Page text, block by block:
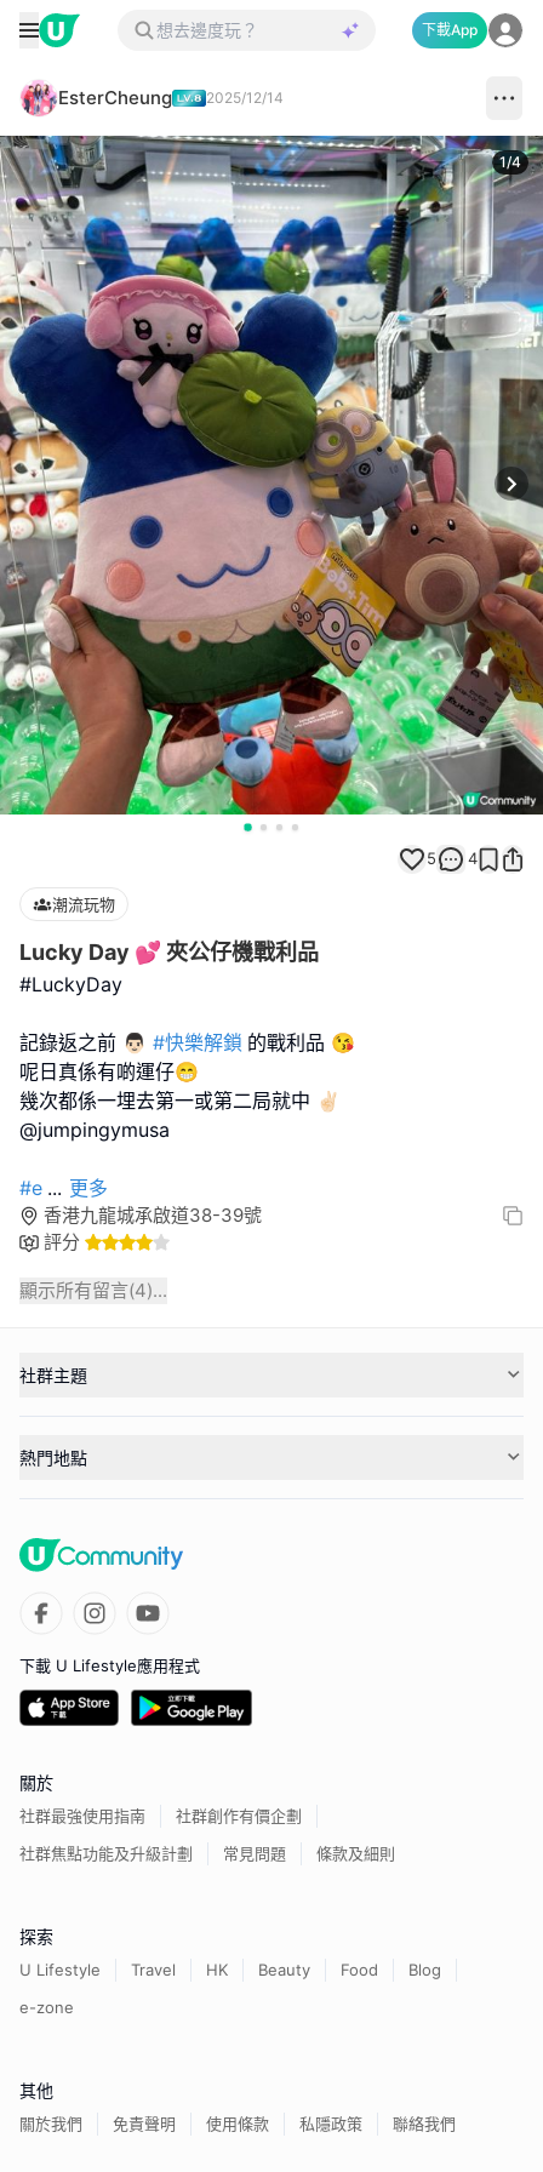
下載App
EsterCheung 2025/12/14
1/4
5 4
潮流玩物
Lucky Day 💕 夾公仔機戰利品
#LuckyDay
記錄返之前 👨🏻 #快樂解鎖 的戰利品 😘
呢日真係有啲運仔😁
幾次都係一埋去第一或第二局就中 ✌🏻
@jumpingymusa
#e ... 更多
香港九龍城承啟道38-39號
評分
顯示所有留言(4)...
社群主題
熱門地點
下載 U Lifestyle應用程式
關於
社群最強使用指南
社群創作有價企劃
社群焦點功能及升級計劃
常見問題 條款及細則
探索
U Lifestyle Travel HK Beauty Food
Blog
e-zone
其他
關於我們 免責聲明 使用條款 私隱政策 聯絡我們